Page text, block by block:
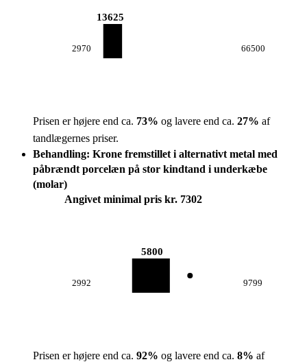
2970
13625
66500
Prisen er højere end ca. 73% og lavere end ca. 27% af
tandlægernes priser.
Behandling: Krone fremstillet i alternativt metal med
påbrændt porcelæn på stor kindtand i underkæbe
(molar)
Angivet minimal pris kr. 7302
2992
5800
9799
Prisen er højere end ca. 92% og lavere end ca. 8% af